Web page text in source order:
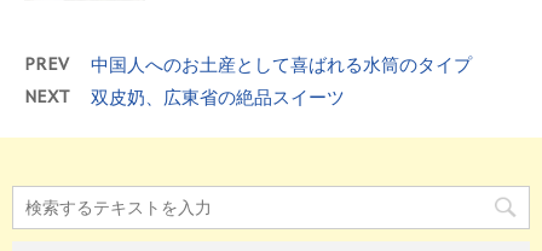
PREV 中国人へのお土産として喜ばれる水筒のタイプ
NEXT 双皮奶、広東省の絶品スイーツ